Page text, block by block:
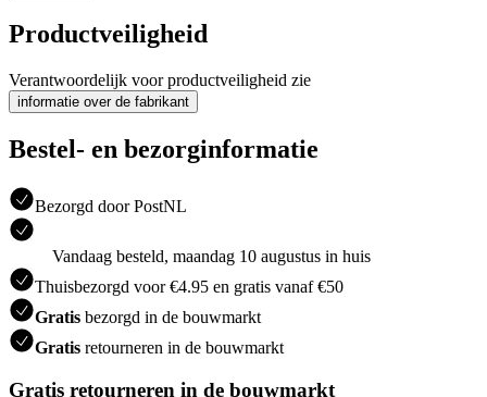
Productveiligheid
Verantwoordelijk voor productveiligheid zie
informatie over de fabrikant
Bestel- en bezorginformatie
Bezorgd door PostNL
Vandaag besteld, maandag 10 augustus in huis
Thuisbezorgd voor €4.95 en gratis vanaf €50
Gratis bezorgd in de bouwmarkt
Gratis retourneren in de bouwmarkt
Gratis retourneren in de bouwmarkt